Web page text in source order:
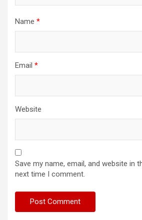
Name *
Email *
Website
Save my name, email, and website in
next time I comment.